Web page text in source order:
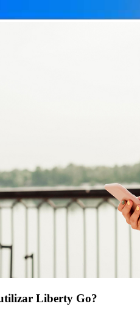
Liberty Go?